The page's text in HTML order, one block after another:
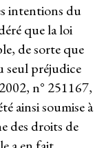
intentions du
que la loi
de sorte que
seul préjudice
n° 251167,
ainsi soumise à
des droits de